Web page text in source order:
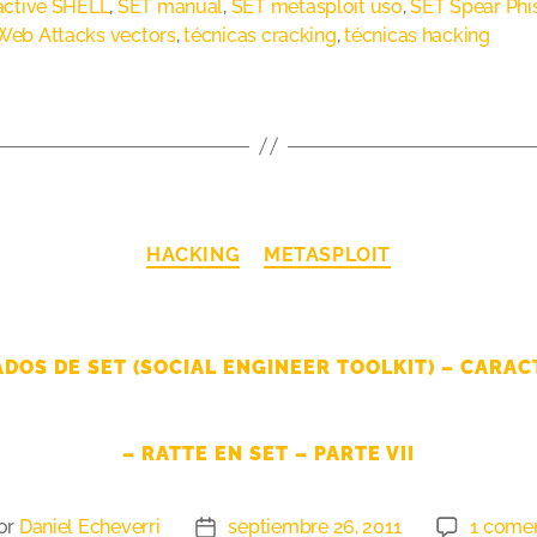
SHELL, SET manual, SET metasploit uso,SET Spear
Attacks vectors,técnicas cracking,técnicas hacking
HACKING METASPLOIT
DE SET (SOCIAL ENGINEER TOOLKIT) –
– RATTE EN SET – PARTE VII
Daniel Echeverri septiembre 26, 2011 1